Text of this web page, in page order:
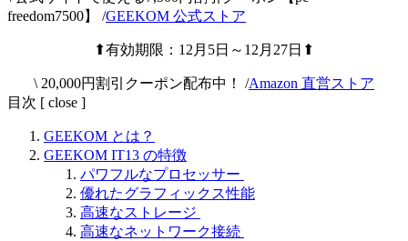
freedom7500】 /GEEKOM 公式ストア
⬆有効期限：12月5日～12月27日⬆
\ 20,000円割引クーポン配布中！ /Amazon 直営ストア
目次 [ close ]
GEEKOM とは？
GEEKOM IT13 の特徴
パワフルなプロセッサー
優れたグラフィックス性能
高速なストレージ
高速なネットワーク接続